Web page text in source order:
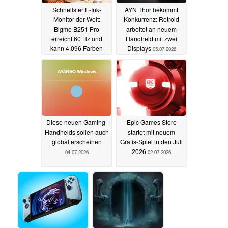
Schnellster E-Ink-
Monitor der Welt:
Bigme B251 Pro
erreicht 60 Hz und
kann 4.096 Farben
darstellen06.07.2026
AYN Thor bekommt
Konkurrenz: Retroid
arbeitet an neuem
Handheld mit zwei
Displays 05.07.2026
Diese neuen Gaming-
Handhelds sollen auch
global erscheinen
04.07.2026
Epic Games Store
startet mit neuem
Gratis-Spiel in den Juli
2026 02.07.2026